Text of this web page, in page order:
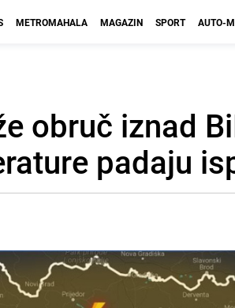
METROMAHALA MAGAZIN SPORT AUTO-
obruč iznad
padaju